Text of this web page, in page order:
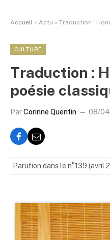
Accueil » Actu » Traduction :
CULTURE
Traduction :
poésie
ParCorinne Quentin 08/
Parution dans le n°139 (avril